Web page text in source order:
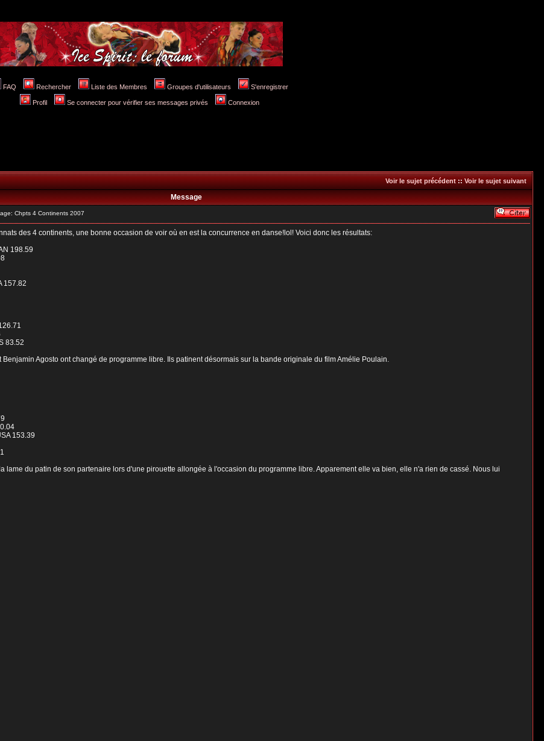
FAQ Rechercher Liste des Membres Groupes d'utilisateurs S'enregistrer
Profil Se connecter pour vérifier ses messages privés Connexion
Voir le sujet précédent::Voir le sujet suivant
Message
Chpts 4 Continents 2007
des 4 continents, une bonne occasion de voir où en est la concurrence en danse!lol! Voici donc les résultats:
198.59
157.82
83.52
Agosto ont changé de programme libre. Ils patinent désormais sur la bande originale du film Amélie Poulain.
153.39
lame du patin de son partenaire lors d'une pirouette allongée à l'occasion du programme libre. Apparement elle va bien, elle n'a rien de cassé. Nous lui